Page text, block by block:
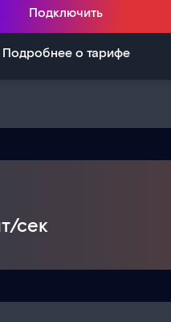
Подключить
Подробнее о тарифе
сек